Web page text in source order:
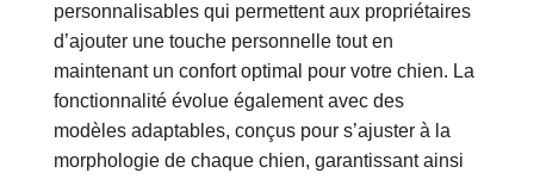
personnalisables qui permettent aux propriétaires
d’ajouter une touche personnelle tout en
maintenant un confort optimal pour votre chien. La
fonctionnalité évolue également avec des
modèles adaptables, conçus pour s’ajuster à la
morphologie de chaque chien, garantissant ainsi